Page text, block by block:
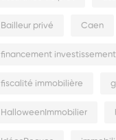
Bailleur privé Caen
financement
fiscalité immobilière
HalloweenImmobilier